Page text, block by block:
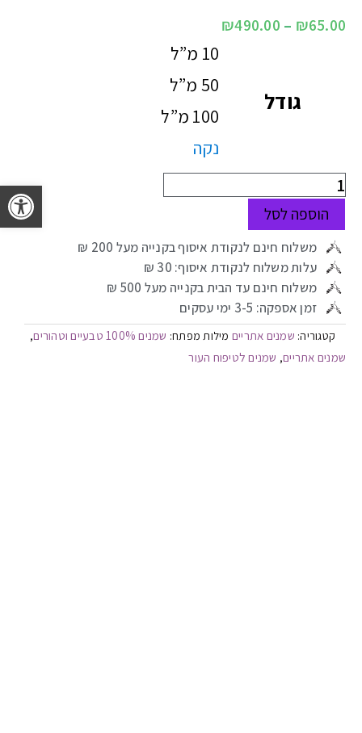
₪65.00
–
₪490.00
גודל
10 מ”ל
50 מ”ל
100 מ”ל
נקה
הוספה לסל
משלוח חינם לנקודת איסוף בקנייה מעל 200 ₪
עלות משלוח לנקודת איסוף: 30 ₪
משלוח חינם עד הבית בקנייה מעל 500 ₪
זמן אספקה: 3-5 ימי עסקים
קטגוריה: שמנים אתריים מילות מפתח: שמנים 100% טבעיים וטהורים ,
שמנים אתריים, שמנים לטיפוח העור